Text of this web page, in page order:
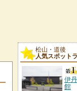
松山・道後
人気スポット
伊
館